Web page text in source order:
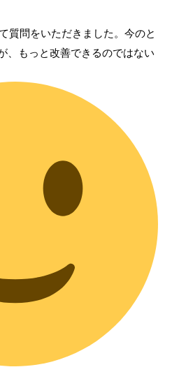
質問をいただきました。今のと
、もっと改善できるのではない